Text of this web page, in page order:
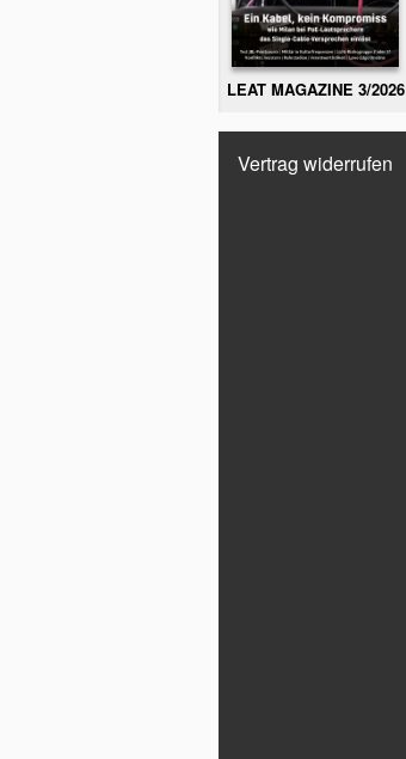
LEAT MAGAZINE 3/2026
Vertrag widerrufen